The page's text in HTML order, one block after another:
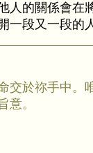
人的關係會在
一段又一段的
交於祢手中。
意。